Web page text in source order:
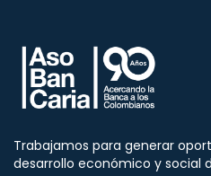
Trabajamos para generar
desarrollo económico y social